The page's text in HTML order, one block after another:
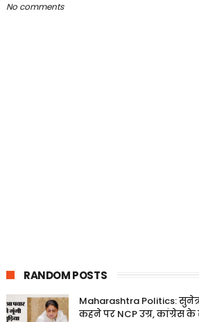
No comments
RANDOM POSTS
Maharashtra Politics:
कहने पर NCP उग्र, कांग्रेस